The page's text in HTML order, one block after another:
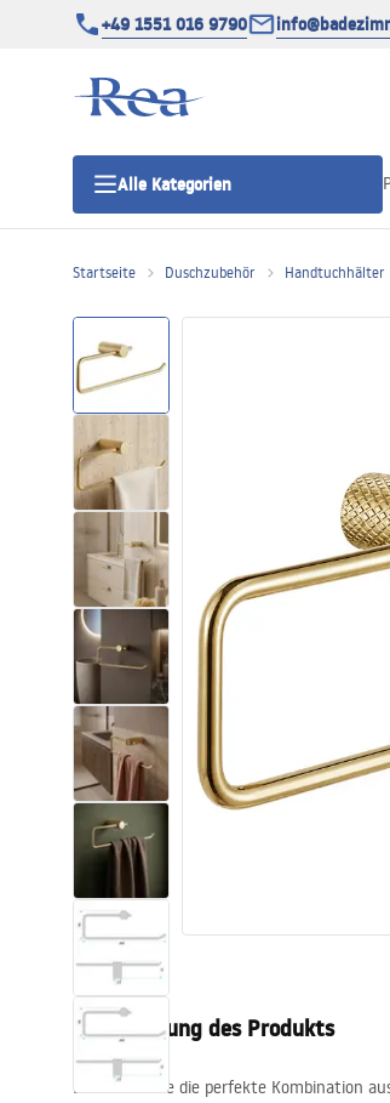
+49 1551 016 9790
Alle Kategorien
Duschtüren
Duschrinnen
Toiletten
Waschbecken
Wannen und
Badewannenaufsätze
Badarmaturen
Duschen
Küche
Badezimmerzubehör und Möbel
Startseite Duschzubehör Handtuchhälter
Beschreibung des Produkts
Entdecken Sie die perfekte Kombination